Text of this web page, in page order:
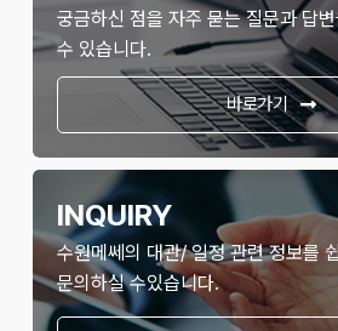
궁금하신 점을 자주 묻는 질문과 답
수 있습니다.
바로가기
INQUIRY
수원메쎄의 대관/ 일정 관련 정보를
문의하실 수있습니다.